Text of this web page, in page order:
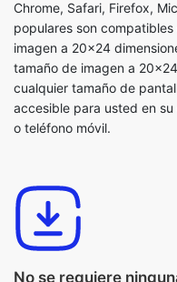
Chrome, Safari, Firefox,
populares son
imagen a 20x24
tamaño de imagen a
cualquier tamaño de
accesible para usted en
o teléfono móvil.
No se requiere